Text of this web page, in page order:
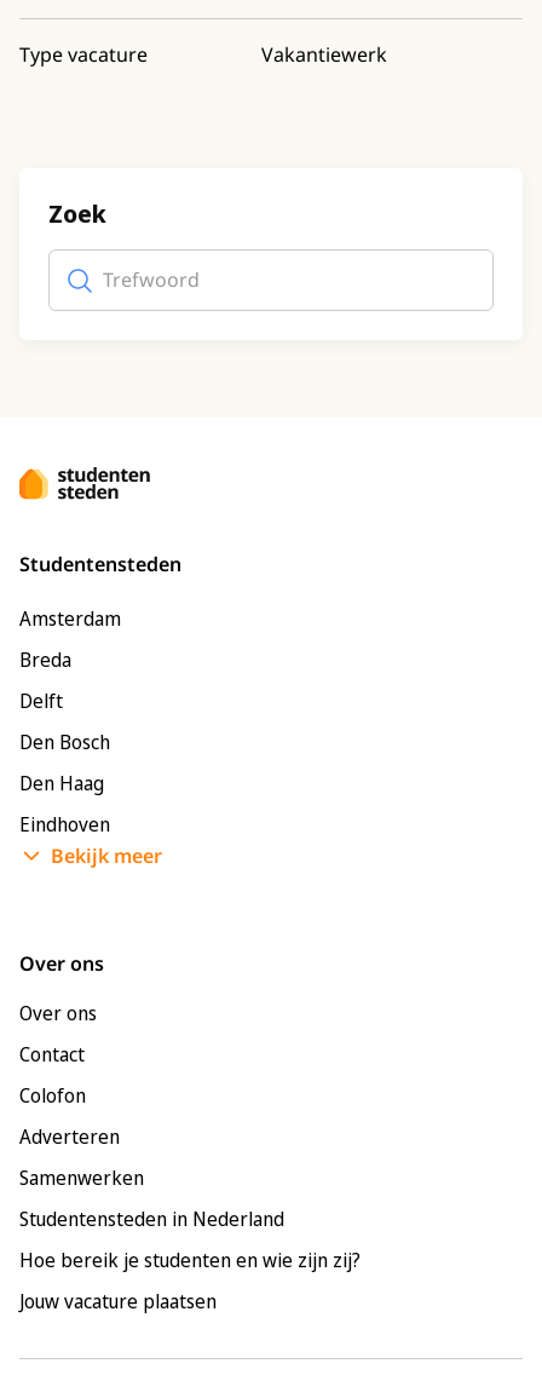
Type vacature Vakantiewerk
Zoek
Trefwoord
Studentensteden
Amsterdam
Breda
Delft
Den Bosch
Den Haag
Eindhoven
Enschede
Bekijk meer
Over ons
Over ons
Contact
Colofon
Adverteren
Samenwerken
Studentensteden in Nederland
Hoe bereik je studenten en wie zijn zij?
Jouw vacature plaatsen